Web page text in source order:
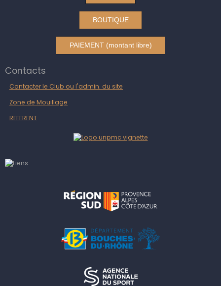
BOUTIQUE
PAIEMENT (montant libre)
Contacts
Contacter le Club ou l'admin. du site
Zone de Mouillage
REFERENT